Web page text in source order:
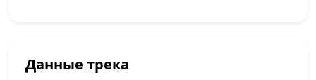
Данные трека